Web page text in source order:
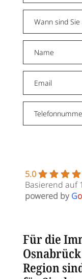
5.0
Basierend auf
powered by Go
Für die
Region